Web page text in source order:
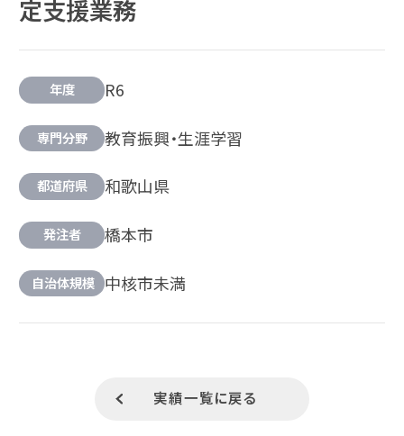
定支援業務
年度 R6
専門分野 教育振興・生涯学習
都道府県 和歌山県
発注者 橋本市
自治体規模 中核市未満
実績一覧に戻る